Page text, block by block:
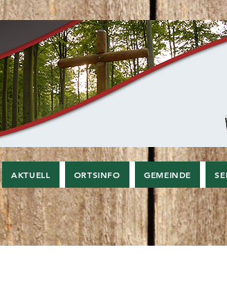
AKTUELL ORTSINFO GEMEINDE